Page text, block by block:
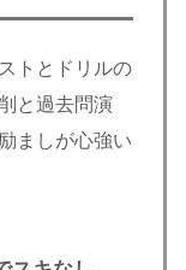
トとドリルの
と過去問演
ましが心強い